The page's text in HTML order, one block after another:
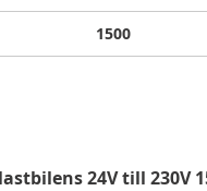
1500
24V till 230V